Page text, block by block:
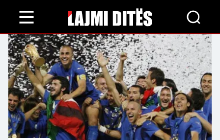
content